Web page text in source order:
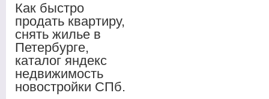
Как быстро
продать квартиру,
снять жилье в
Петербурге,
каталог яндекс
недвижимость
новостройки СПб.